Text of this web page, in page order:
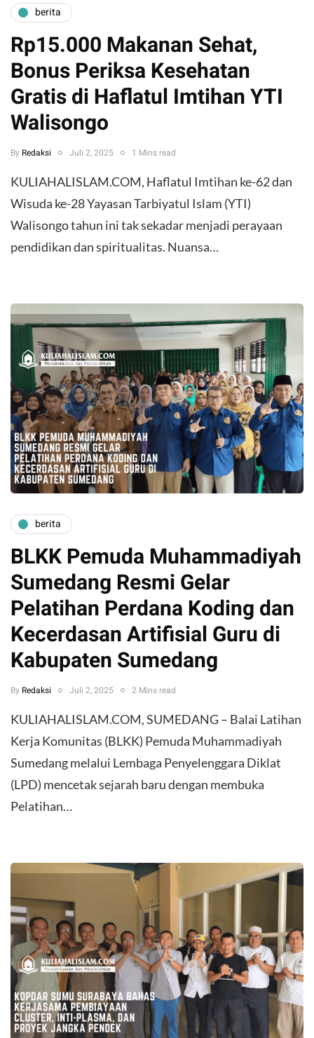
berita
Rp15.000 Makanan Sehat,
Bonus Periksa Kesehatan
Gratis di Haflatul Imtihan YTI
Walisongo
By Redaksi Juli 2, 2025 1 Mins read
KULIAHALISLAM.COM, Haflatul Imtihan ke-62 dan
Wisuda ke-28 Yayasan Tarbiyatul Islam (YTI)
Walisongo tahun ini tak sekadar menjadi perayaan
pendidikan dan spiritualitas. Nuansa…
berita
BLKK Pemuda Muhammadiyah
Sumedang Resmi Gelar
Pelatihan Perdana Koding dan
Kecerdasan Artifisial Guru di
Kabupaten Sumedang
By Redaksi Juli 2, 2025 2 Mins read
KULIAHALISLAM.COM, SUMEDANG – Balai Latihan
Kerja Komunitas (BLKK) Pemuda Muhammadiyah
Sumedang melalui Lembaga Penyelenggara Diklat
(LPD) mencetak sejarah baru dengan membuka
Pelatihan…